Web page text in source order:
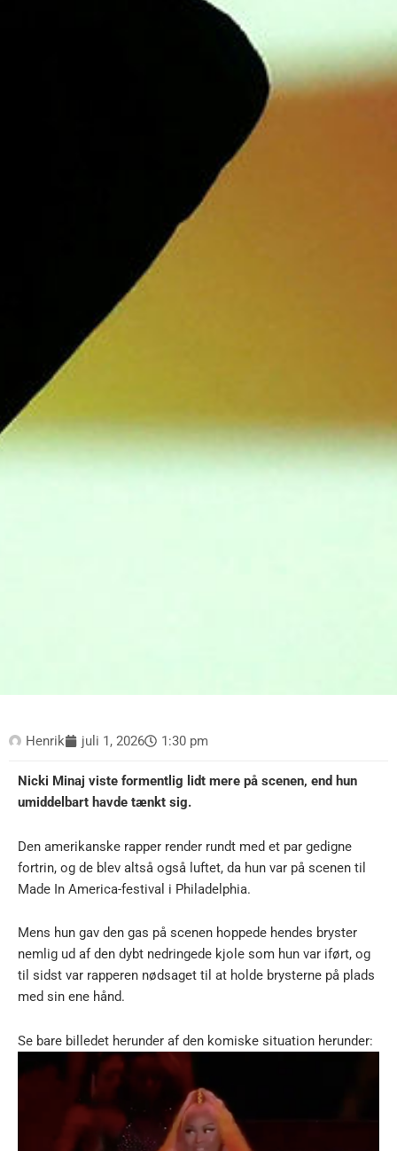
Henrik juli 1, 2026 1:30 pm
Nicki Minaj viste formentlig lidt mere på scenen, end hun
umiddelbart havde tænkt sig.
Den amerikanske rapper render rundt med et par gedigne
fortrin, og de blev altså også luftet, da hun var på scenen til
Made In America-festival i Philadelphia.
Mens hun gav den gas på scenen hoppede hendes bryster
nemlig ud af den dybt nedringede kjole som hun var iført, og
til sidst var rapperen nødsaget til at holde brysterne på plads
med sin ene hånd.
Se bare billedet herunder af den komiske situation herunder: